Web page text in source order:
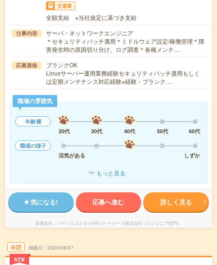
交通費
全額支給 ※当社規定に基づき支給
仕事内容
サーバ・ネットワークエンジニア
＊セキュリティパッチ適用＊ミドルウェア設定/稼働管理＊障
害発生時の原因切り分け、ログ調査＊各種メンテ…
応募資格
ブランクOK
Linuxサーバー運用業務経験セキュリティパッチ適用もしく
は定期メンテナンス対応経験※経験・ブランク…
職場の雰囲気
年齢層
20代
30代 40代 50代
60代
職場の様子
活気がある
しずか
もっと見る
気になる! 応募へ進む 詳しく見る
派遣会社 パーソルエクセルHRパートナーズ株式会社（エンジニア部門）
未読
NEW
掲載日 2026/08/07